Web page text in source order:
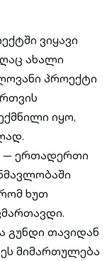
ვიყავი
ახალი
პროექტი
იყო,
— ერთადერთი
ხუთ
გუნდი თავიდან
მიმართულება